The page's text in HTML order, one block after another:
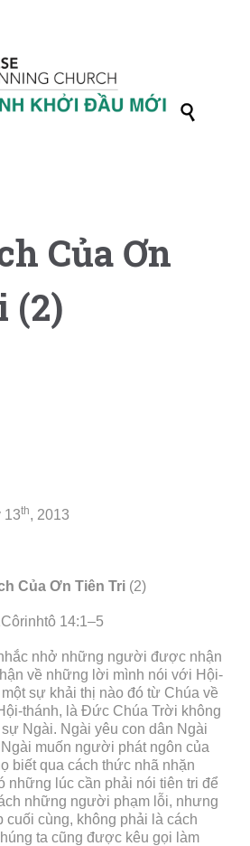

Của Ơn
(2)
13th, 2013
Của Ơn Tiên Tri(2)
14:1–5
nhở những người được nhận
về những lời mình nói với Hội-
sự khải thị nào đó từ Chúa về
thánh, là Đức Chúa Trời không
Ngài. Ngài yêu con dân Ngài
muốn người phát ngôn của
biết qua cách thức nhã nhặn
những lúc cần phải nói tiên tri để
những người phạm lỗi, nhưng
cuối cùng, không phải là cách
ta cũng được kêu gọi làm